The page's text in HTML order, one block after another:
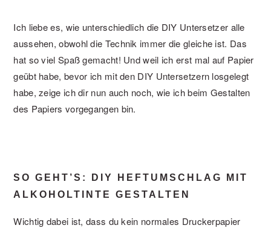
Ich liebe es, wie unterschiedlich die DIY Untersetzer alle
aussehen, obwohl die Technik immer die gleiche ist. Das
hat so viel Spaß gemacht! Und weil ich erst mal auf Papier
geübt habe, bevor ich mit den DIY Untersetzern losgelegt
habe, zeige ich dir nun auch noch, wie ich beim Gestalten
des Papiers vorgegangen bin.
SO GEHT’S: DIY HEFTUMSCHLAG MIT
ALKOHOLTINTE GESTALTEN
Wichtig dabei ist, dass du kein normales Druckerpapier